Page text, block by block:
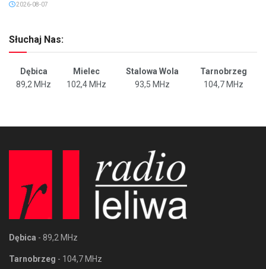
2026-08-07
Słuchaj Nas:
Dębica Mielec Stalowa Wola
Tarnobrzeg
89,2 MHz
102,4 MHz 93,5 MHz 104,7 MHz
Dębica - 89,2 MHz
Tarnobrzeg - 104,7 MHz